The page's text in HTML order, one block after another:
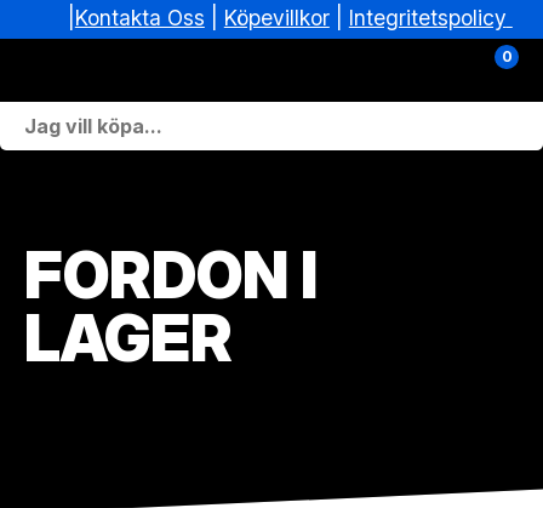
Köpevillkor| Integritetspolicy
0
ATV-delar & Tillbehör
Verkstad
FORDON I
LAGER